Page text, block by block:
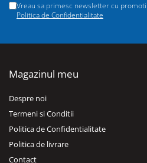
Tubulare
Truse si seturi
Accesorii pentru tubulare
Scule de mana
Burghie/accesorii
Perii/Perii de Sarma
Vreau sa primesc newsletter cu
Politica de Confidentialitate
Magazinul meu
Despre noi
Termeni si Conditii
Politica de Confidentialitate
Politica de livrare
Contact